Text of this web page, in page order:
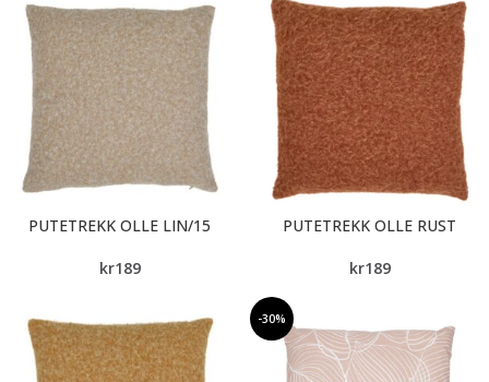
PUTETREKK OLLE LIN/15
kr189
PUTETREKK OLLE RUST
kr189
-30%